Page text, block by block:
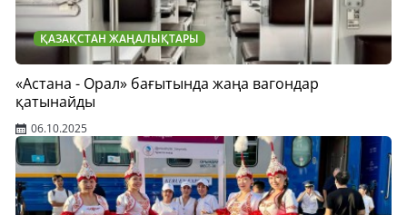
ҚАЗАҚСТАН ЖАҢАЛЫҚТАРЫ
«Астана - Орал» бағытында жаңа вагондар
қатынайды
06.10.2025